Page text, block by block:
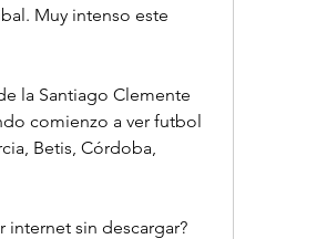
Muy intenso este
la Santiago Clemente
comienzo a ver futbol
Betis, Córdoba,
sin descargar?